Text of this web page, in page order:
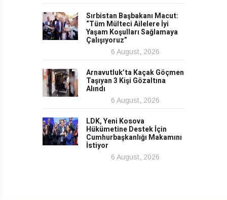
Sırbistan Başbakanı Macut:
“Tüm Mülteci Ailelere İyi
Yaşam Koşulları Sağlamaya
Çalışıyoruz”
6 August, 2026
Arnavutluk’ta Kaçak Göçmen
Taşıyan 3 Kişi Gözaltına
Alındı
6 August, 2026
LDK, Yeni Kosova
Hükümetine Destek İçin
Cumhurbaşkanlığı Makamını
İstiyor
6 August, 2026